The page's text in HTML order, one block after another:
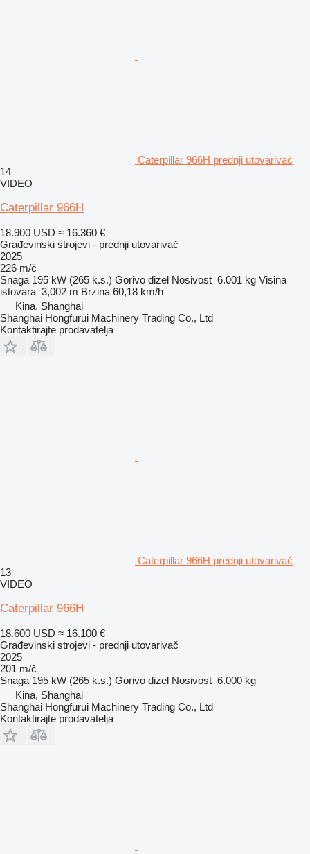
Caterpillar 966H prednji utovarivač
14
VIDEO
Caterpillar 966H
18.900 USD ≈ 16.360 €
Građevinski strojevi - prednji utovarivač
2025
226 m/č
Snaga 195 kW (265 k.s.) Gorivo dizel Nosivost 6.001 kg Visina
istovara 3,002 m Brzina 60,18 km/h
Kina, Shanghai
Shanghai Hongfurui Machinery Trading Co., Ltd
Kontaktirajte prodavatelja
Caterpillar 966H prednji utovarivač
13
VIDEO
Caterpillar 966H
18.600 USD ≈ 16.100 €
Građevinski strojevi - prednji utovarivač
2025
201 m/č
Snaga 195 kW (265 k.s.) Gorivo dizel Nosivost 6.000 kg
Kina, Shanghai
Shanghai Hongfurui Machinery Trading Co., Ltd
Kontaktirajte prodavatelja